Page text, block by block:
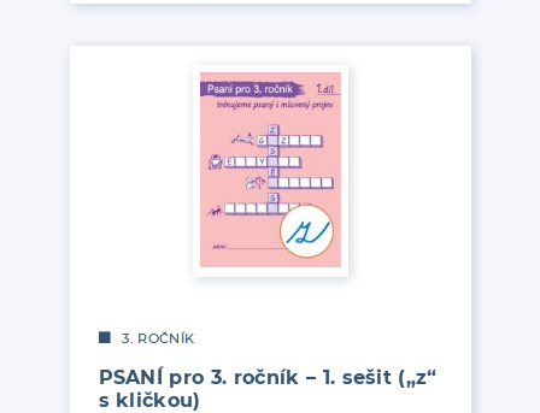
3. ROČNÍK
PSANÍ pro 3. ročník – 1. sešit („z“
s kličkou)